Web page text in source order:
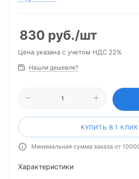
830 руб./шт
Цена указана с учетом НДС 22%
Нашли дешевле?
КУПИТЬ В 1 КЛИК
Минимальная сумма заказа от
Характеристики